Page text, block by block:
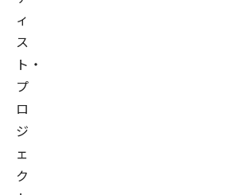
ィ
ス
ト・
プ
ロ
ジ
ェ
ク